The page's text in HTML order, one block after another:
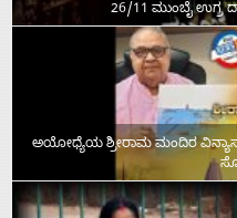
26/11 ಮುಂಬೈ ಉಗ್ರ
ಅಯೋಧ್ಯೆಯ ಶ್ರೀರಾಮ ಮಂದಿರ